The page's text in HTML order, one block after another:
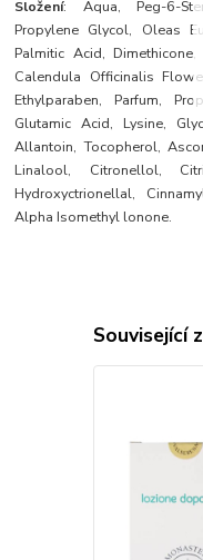
Složení: Aqua, Peg-6-
Propylene Glycol, Oleas
Palmitic Acid,
Calendula Officinalis
Ethylparaben, Parfum,
Glutamic Acid, Lysine,
Allantoin, Tocopherol,
Linalool, Citronellol,
Hydroxyctrionellal,
Alpha Isomethyl lonone.
Související